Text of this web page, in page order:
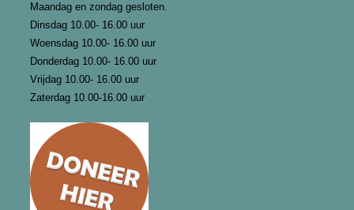
Maandag en zondag gesloten.
Dinsdag 10.00- 16.00 uur
Woensdag 10.00- 16.00 uur
Donderdag 10.00- 16.00 uur
Vrijdag 10.00- 16.00 uur
Zaterdag 10.00-16.00 uur